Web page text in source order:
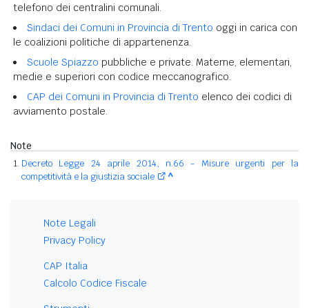
telefono dei centralini comunali.
Sindaci dei Comuni in Provincia di Trento oggi in carica con
le coalizioni politiche di appartenenza.
Scuole Spiazzo pubbliche e private. Materne, elementari,
medie e superiori con codice meccanografico.
CAP dei Comuni in Provincia di Trento elenco dei codici di
avviamento postale.
Note
Decreto Legge 24 aprile 2014, n.66 - Misure urgenti per la
competitività e la giustizia sociale
^
Note Legali
Privacy Policy
CAP Italia
Calcolo Codice Fiscale